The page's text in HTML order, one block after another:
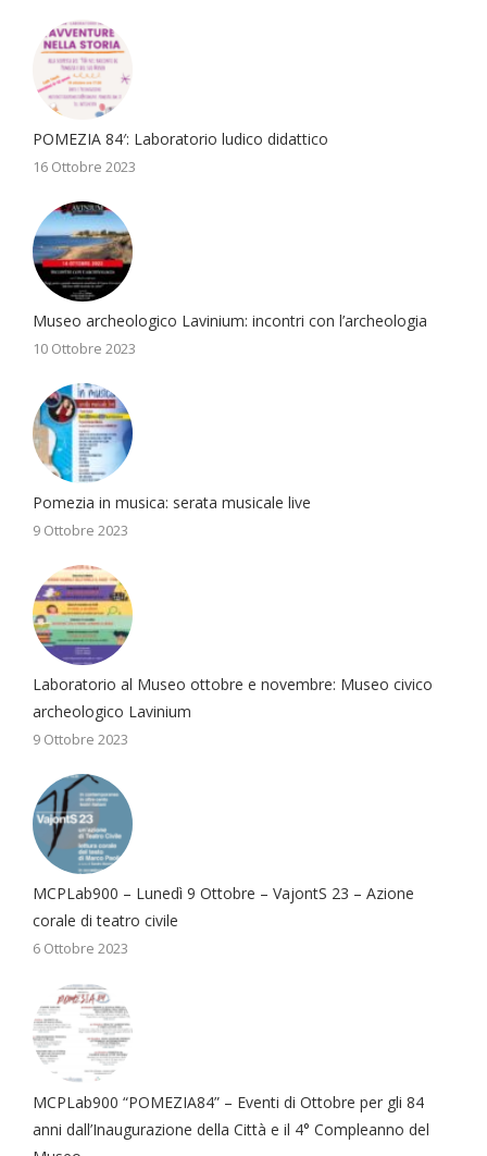
POMEZIA 84′: Laboratorio ludico didattico
16 Ottobre 2023
Museo archeologico Lavinium: incontri con l’archeologia
10 Ottobre 2023
Pomezia in musica: serata musicale live
9 Ottobre 2023
Laboratorio al Museo ottobre e novembre: Museo civico
archeologico Lavinium
9 Ottobre 2023
MCPLab900 – Lunedì 9 Ottobre – VajontS 23 – Azione
corale di teatro civile
6 Ottobre 2023
MCPLab900 “POMEZIA84” – Eventi di Ottobre per gli 84
anni dall’Inaugurazione della Città e il 4° Compleanno del